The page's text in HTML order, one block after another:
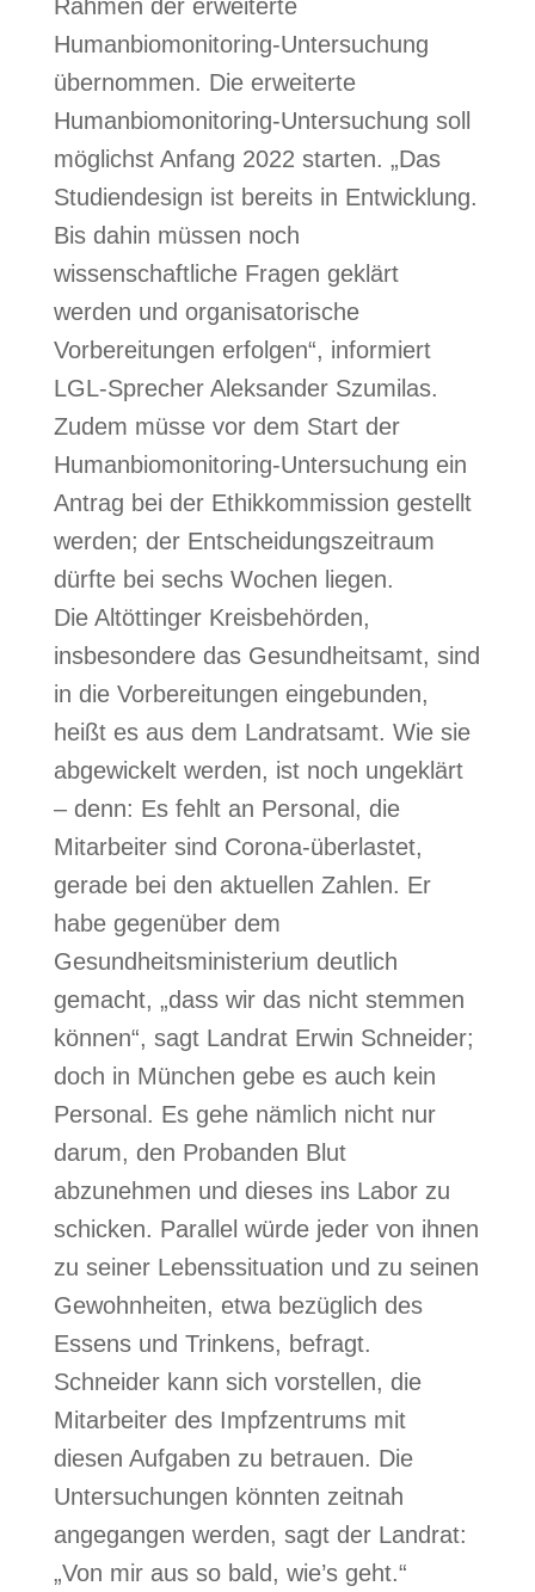
Rahmen der erweiterte
Humanbiomonitoring-Untersuchung
übernommen. Die erweiterte
Humanbiomonitoring-Untersuchung soll
möglichst Anfang 2022 starten. „Das
Studiendesign ist bereits in Entwicklung.
Bis dahin müssen noch
wissenschaftliche Fragen geklärt
werden und organisatorische
Vorbereitungen erfolgen“, informiert
LGL-Sprecher Aleksander Szumilas.
Zudem müsse vor dem Start der
Humanbiomonitoring-Untersuchung ein
Antrag bei der Ethikkommission gestellt
werden; der Entscheidungszeitraum
dürfte bei sechs Wochen liegen.
Die Altöttinger Kreisbehörden,
insbesondere das Gesundheitsamt, sind
in die Vorbereitungen eingebunden,
heißt es aus dem Landratsamt. Wie sie
abgewickelt werden, ist noch ungeklärt
– denn: Es fehlt an Personal, die
Mitarbeiter sind Corona-überlastet,
gerade bei den aktuellen Zahlen. Er
habe gegenüber dem
Gesundheitsministerium deutlich
gemacht, „dass wir das nicht stemmen
können“, sagt Landrat Erwin Schneider;
doch in München gebe es auch kein
Personal. Es gehe nämlich nicht nur
darum, den Probanden Blut
abzunehmen und dieses ins Labor zu
schicken. Parallel würde jeder von ihnen
zu seiner Lebenssituation und zu seinen
Gewohnheiten, etwa bezüglich des
Essens und Trinkens, befragt.
Schneider kann sich vorstellen, die
Mitarbeiter des Impfzentrums mit
diesen Aufgaben zu betrauen. Die
Untersuchungen könnten zeitnah
angegangen werden, sagt der Landrat:
„Von mir aus so bald, wie’s geht.“